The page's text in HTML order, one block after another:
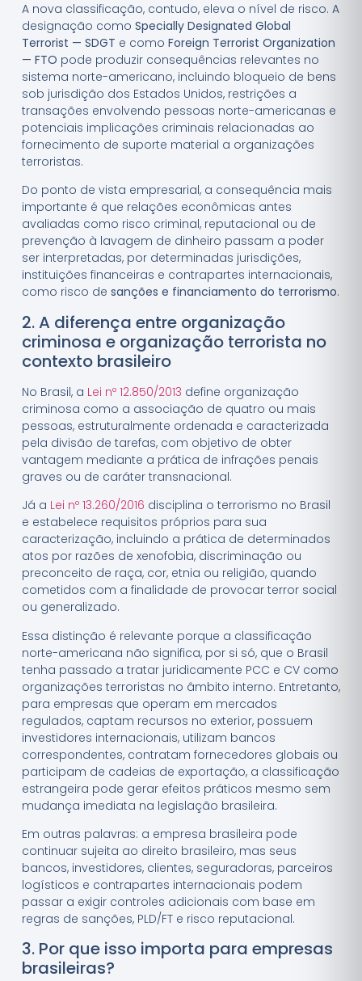
A nova classificação, contudo, eleva o nível de risco. A
designação como Specially Designated Global
Terrorist — SDGT e como Foreign Terrorist Organization
— FTO pode produzir consequências relevantes no
sistema norte-americano, incluindo bloqueio de bens
sob jurisdição dos Estados Unidos, restrições a
transações envolvendo pessoas norte-americanas e
potenciais implicações criminais relacionadas ao
fornecimento de suporte material a organizações
terroristas.
Do ponto de vista empresarial, a consequência mais
importante é que relações econômicas antes
avaliadas como risco criminal, reputacional ou de
prevenção à lavagem de dinheiro passam a poder
ser interpretadas, por determinadas jurisdições,
instituições financeiras e contrapartes internacionais,
como risco de sanções e financiamento do terrorismo.
2. A diferença entre organização
criminosa e organização terrorista no
contexto brasileiro
No Brasil, a Lei nº 12.850/2013 define organização
criminosa como a associação de quatro ou mais
pessoas, estruturalmente ordenada e caracterizada
pela divisão de tarefas, com objetivo de obter
vantagem mediante a prática de infrações penais
graves ou de caráter transnacional.
Já a Lei nº 13.260/2016 disciplina o terrorismo no Brasil
e estabelece requisitos próprios para sua
caracterização, incluindo a prática de determinados
atos por razões de xenofobia, discriminação ou
preconceito de raça, cor, etnia ou religião, quando
cometidos com a finalidade de provocar terror social
ou generalizado.
Essa distinção é relevante porque a classificação
norte-americana não significa, por si só, que o Brasil
tenha passado a tratar juridicamente PCC e CV como
organizações terroristas no âmbito interno. Entretanto,
para empresas que operam em mercados
regulados, captam recursos no exterior, possuem
investidores internacionais, utilizam bancos
correspondentes, contratam fornecedores globais ou
participam de cadeias de exportação, a classificação
estrangeira pode gerar efeitos práticos mesmo sem
mudança imediata na legislação brasileira.
Em outras palavras: a empresa brasileira pode
continuar sujeita ao direito brasileiro, mas seus
bancos, investidores, clientes, seguradoras, parceiros
logísticos e contrapartes internacionais podem
passar a exigir controles adicionais com base em
regras de sanções, PLD/FT e risco reputacional.
3. Por que isso importa para empresas
brasileiras?